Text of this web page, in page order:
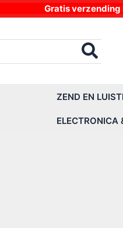
ZEND EN
ELECTRONICA